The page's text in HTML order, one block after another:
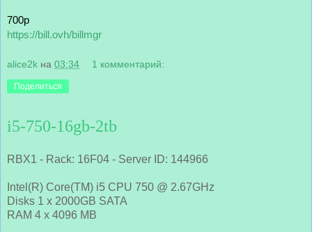
700р
https://bill.ovh/billmgr
alice2k на 03:34 1 комментарий:
Поделиться
i5-750-16gb-2tb
RBX1 - Rack: 16F04 - Server ID: 144966
Intel(R) Core(TM) i5 CPU 750 @ 2.67GHz
Disks 1 x 2000GB SATA
RAM 4 x 4096 MB